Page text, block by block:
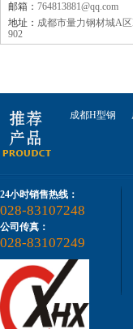
【企业资讯】今年秋
何调整？生态环境部
【企业资讯】6月18
成都钢轨枕木
四川钢轨
邮箱： 764813881@qq.com
地址： 成都市量力钢材城A
902
成都H型钢
24小时销售热线：
028-83107248
公司传真：
028-83107249